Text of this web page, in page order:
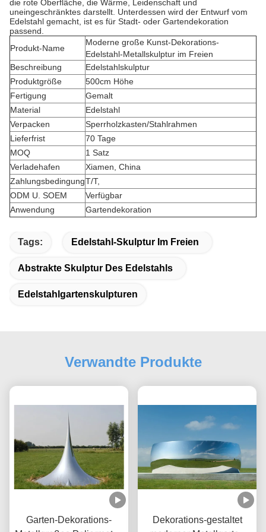
die rote Oberfläche, die Wärme, Leidenschaft und
uneingeschränktes darstellt. Unterdessen wird der Entwurf vom
Edelstahl gemacht, ist es für Stadt- oder Gartendekoration
passend.
Produkt-Name
Moderne große Kunst-Dekorations-
Edelstahl-Metallskulptur im Freien
Beschreibung
Edelstahlskulptur
Produktgröße
500cm Höhe
Fertigung
Gemalt
Material
Edelstahl
Verpacken
Sperrholzkasten/Stahlrahmen
Lieferfrist
70 Tage
MOQ
1 Satz
Verladehafen
Xiamen, China
ZahlungsbedingungT/T,
ODM U. SOEM
Verfügbar
Anwendung
Gartendekoration
Tags: Edelstahl-Skulptur Im Freien
Abstrakte Skulptur Des Edelstahls
Edelstahlgartenskulpturen
Verwandte Produkte
Garten-Dekorations-
Dekorations-gestaltet